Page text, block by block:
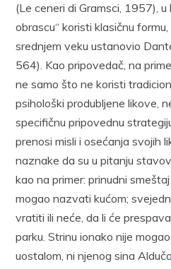
(Le ceneri di Gramsci, 1957),
obrascu“ koristi klasičnu
srednjem veku ustanovio
564). Kao pripovedač, na
ne samo što ne koristi
psihološki produbljene likove,
specifičnu pripovednu
prenosi misli i osećanja svojih
naznake da su u pitanju
kao na primer: prinudni
mogao nazvati kućom;
vratiti ili neće, da li će
parku. Strinu ionako nije
uostalom, ni njenog sina